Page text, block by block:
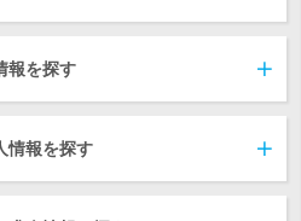
報を探す
情報を探す